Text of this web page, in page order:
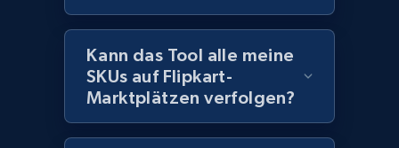
1.1K+ 149+ Jetzt anfangen
URL, Domain, Marketplace pn, Sku, Other pn,
Kann das Tool alle meine
SKUs auf Flipkart-
Marktplätzen verfolgen?